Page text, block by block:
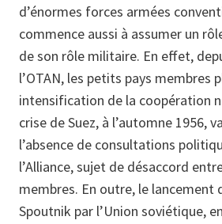
d’énormes forces armées
commence aussi à assumer un
de son rôle militaire. En effet,
l’OTAN, les petits pays membres
intensification de la coopération
crise de Suez, à l’automne 1956,
l’absence de consultations
l’Alliance, sujet de désaccord
membres. En outre, le lancement
Spoutnik par l’Union soviétique,